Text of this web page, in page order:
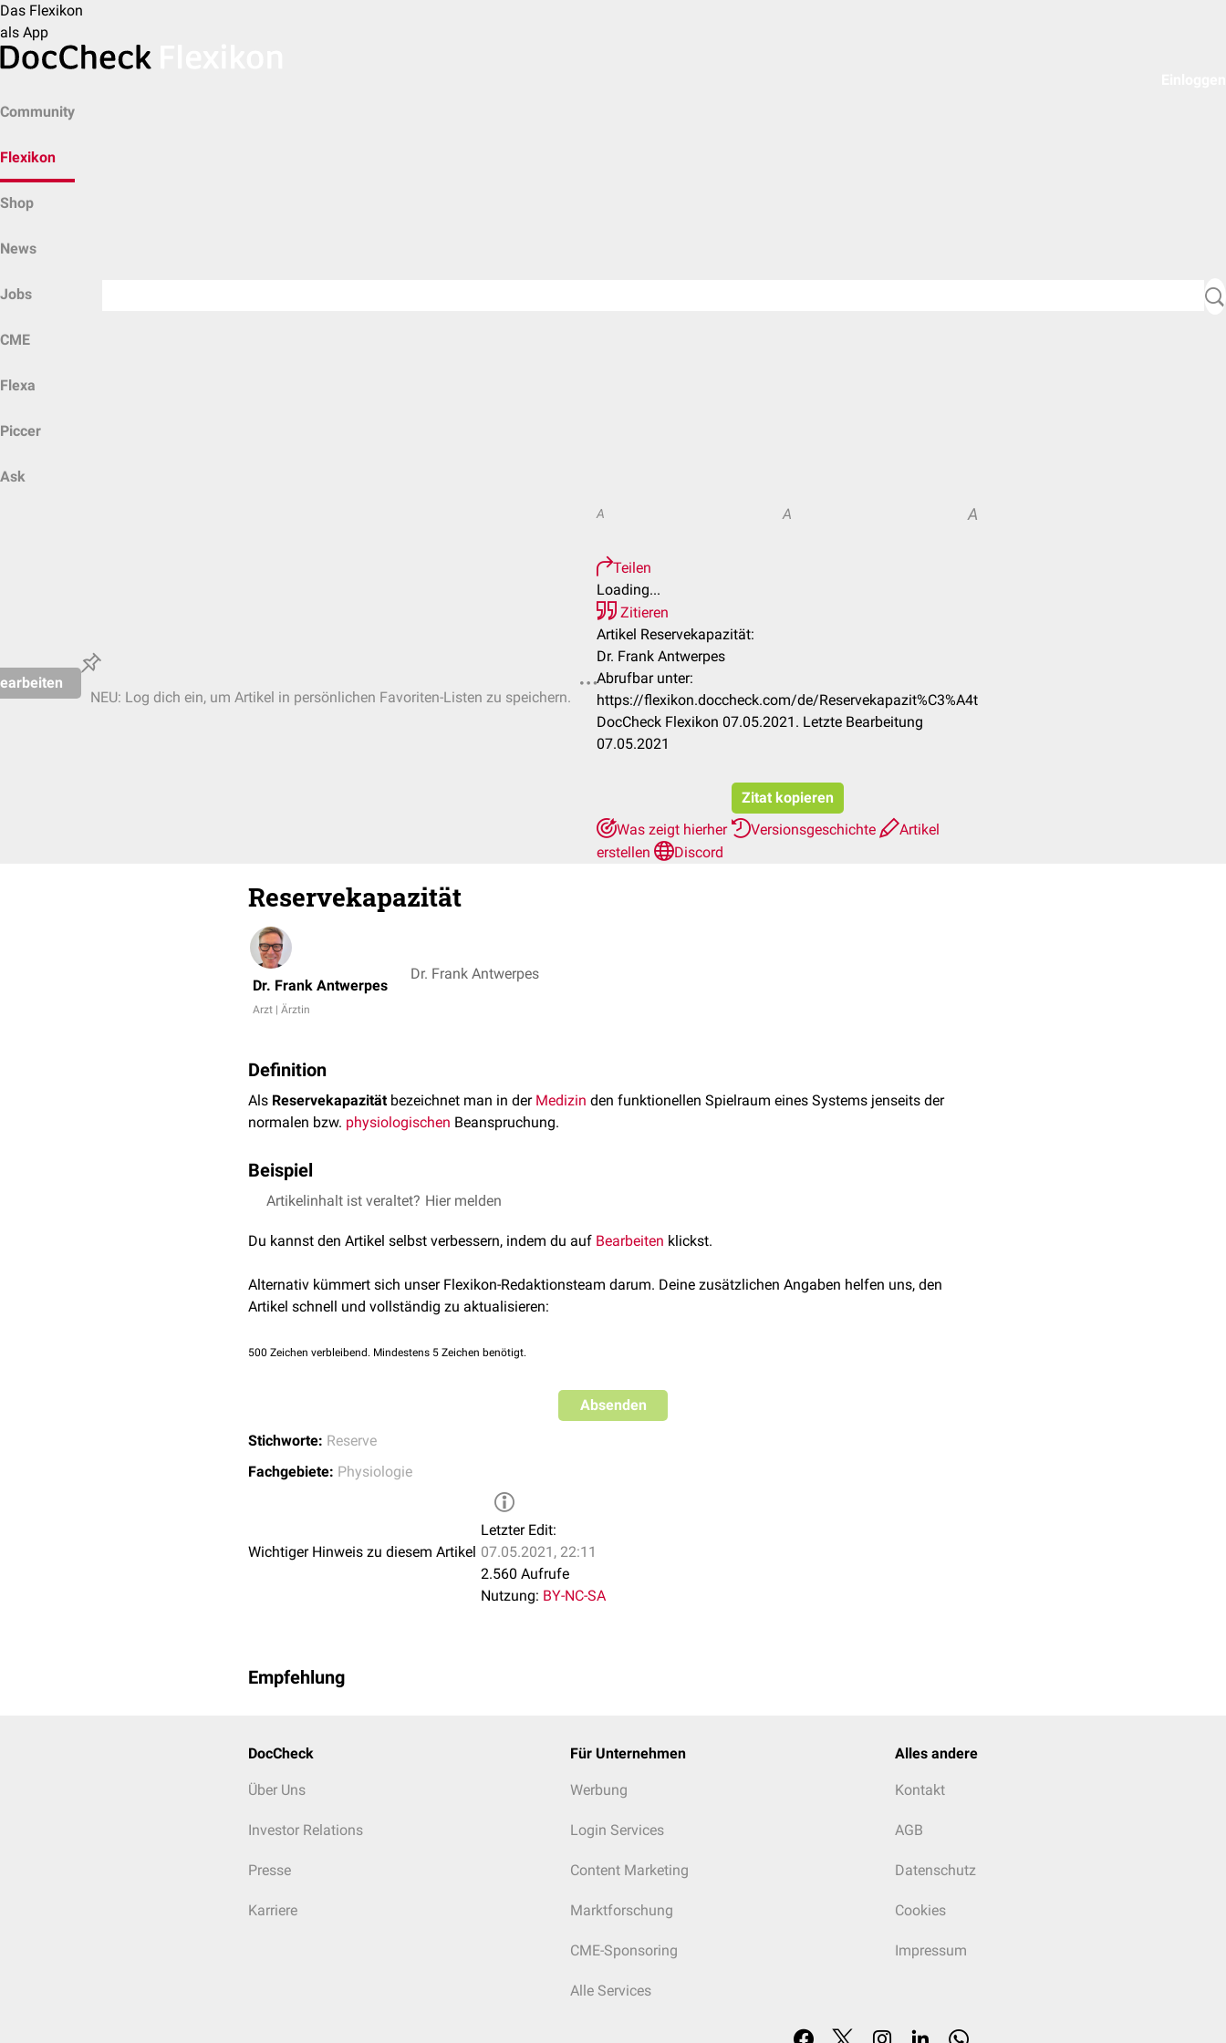
Das Flexikon
als App
Community
Flexikon
Shop
News
Jobs
CME
Flexa
Piccer
Ask
NEU: Log dich ein, um Artikel in persönlichen Favoriten-Listen zu speichern.
A A A
Teilen
Loading...
Zitieren
Artikel Reservekapazität:
Dr. Frank Antwerpes
Abrufbar unter:
https://flexikon.doccheck.com/de/Reservekapazit%C3%A4t
DocCheck Flexikon 07.05.2021. Letzte Bearbeitung
07.05.2021
Zitat kopieren
Was zeigt hierher
Versionsgeschichte
Artikel
erstellen
Discord
Reservekapazität
Dr. Frank Antwerpes
Arzt | Ärztin
Dr. Frank Antwerpes
Definition
Als Reservekapazitätbezeichnet man in der Medizin den funktionellen Spielraum eines Systems jenseits der
normalen bzw. physiologischen Beanspruchung.
Beispiel
zerebrovaskuläre Reservekapazität(CVR)
Artikelinhalt ist veraltet? Hier melden
Du kannst den Artikel selbst verbessern, indem du auf Bearbeiten klickst.
Alternativ kümmert sich unser Flexikon-Redaktionsteam darum. Deine zusätzlichen Angaben helfen uns, den
Artikel schnell und vollständig zu aktualisieren:
500 Zeichen verbleibend. Mindestens 5 Zeichen benötigt.
Absenden
Stichworte: Reserve
Fachgebiete: Physiologie
Wichtiger Hinweis zu diesem Artikel
Letzter Edit:
07.05.2021, 22:11
2.560 Aufrufe
Nutzung: BY-NC-SA
Empfehlung
DocCheck
Über Uns
Investor Relations
Presse
Karriere
Für Unternehmen
Werbung
Login Services
Content Marketing
Marktforschung
CME-Sponsoring
Alle Services
Alles andere
Kontakt
AGB
Datenschutz
Cookies
Impressum